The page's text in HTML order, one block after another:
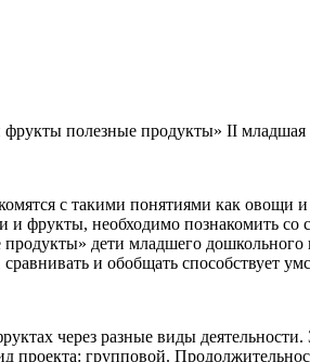
полезные продукты» II младшая
с такими понятиями как
фрукты, необходимо познакомить
дети младшего дошкольного
и обобщать способствует
через разные виды
проекта: групповой.